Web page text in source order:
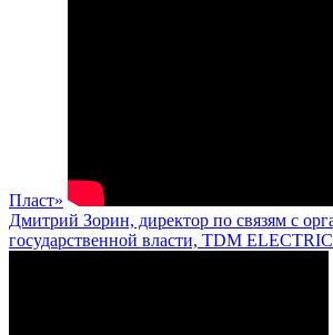
Пласт»
Дмитрий Зорин, директор по связям с
государственной власти, TDM ELECTRIC